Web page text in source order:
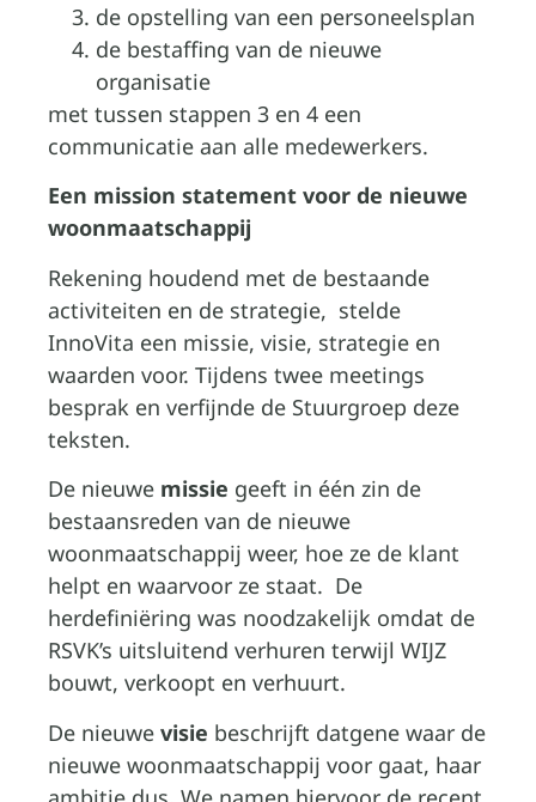
de opstelling van een personeelsplan
de bestaffing van de nieuwe
organisatie
met tussen stappen 3 en 4 een
communicatie aan alle medewerkers.
Een mission statement voor de nieuwe
woonmaatschappij
Rekening houdend met de bestaande
activiteiten en de strategie, stelde
InnoVita een missie, visie, strategie en
waarden voor. Tijdens twee meetings
besprak en verfijnde de Stuurgroep deze
teksten.
De nieuwe missie geeft in één zin de
bestaansreden van de nieuwe
woonmaatschappij weer, hoe ze de klant
helpt en waarvoor ze staat. De
herdefiniëring was noodzakelijk omdat de
RSVK’s uitsluitend verhuren terwijl WIJZ
bouwt, verkoopt en verhuurt.
De nieuwe visie beschrijft datgene waar de
nieuwe woonmaatschappij voor gaat, haar